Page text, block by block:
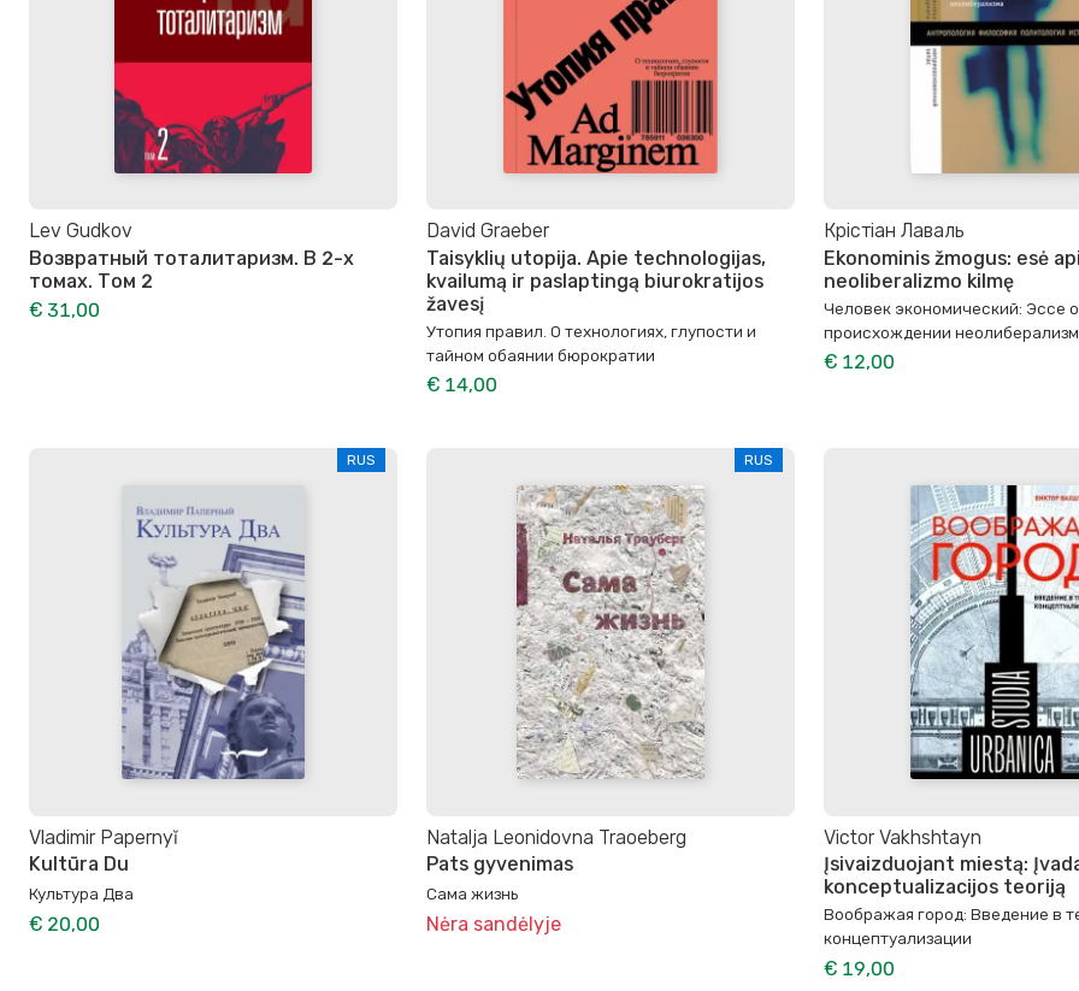
Lev Gudkov
Возвратный тоталитаризм. В 2-х
томах. Том 2
€ 31,00
David Graeber
Taisyklių utopija. Apie technologijas,
kvailumą ir paslaptingą biurokratijos
žavesį
Утопия правил. О технологиях, глупости и
тайном обаянии бюрократии
€ 14,00
Крістіан Лаваль
Ekonominis žmogus: esė
neoliberalizmo kilmę
Человек экономический: Эссе о
происхождении
€ 12,00
RUS
Vladimir Papernyĭ
Kultūra Du
Культура Два
€ 20,00
RUS
Natalja Leonidovna Traoeberg
Pats gyvenimas
Сама жизнь
Nėra sandėlyje
Victor Vakhshtayn
Įsivaizduojant miestą:
konceptualizacijos teoriją
Воображая город: Введение в
концептуализации
€ 19,00